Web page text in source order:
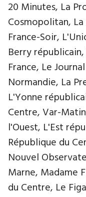
20 Minutes, La
Cosmopolitan,
France-Soir,
Berry
France, Le
Normandie, La
L'Yonne
Centre, Var-
l'Ouest, L'Est
République du
Nouvel
Marne, Madame
du Centre, Le